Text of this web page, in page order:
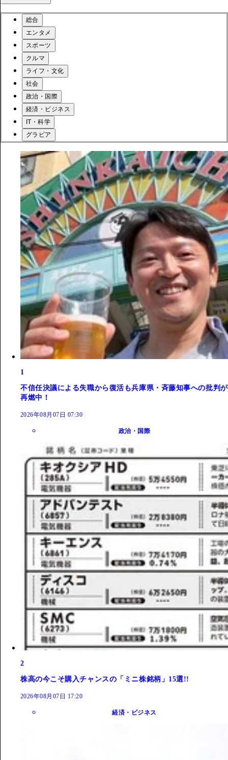
総合
エンタメ
スポーツ
クルマ
ライフ・文化
社会
政治・国際
経済・ビジネス
IT・科学
グラビア
1
不信任決議による失職から復活も兵庫県・斉藤知事への批判が
再燃中！
2026年08月07日 07:30
政治・国際
2
株高の今こそ購入チャンスの「ミニ株銘柄」15選!!
2026年08月07日 17:20
経済・ビジネス